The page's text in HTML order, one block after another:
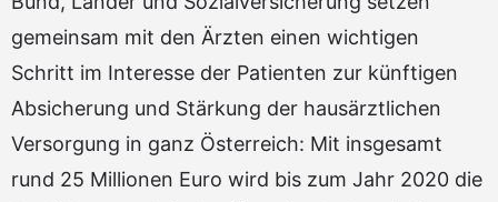
gemeinsam mit den Ärzten einen wichtigen
Schritt im Interesse der Patienten zur künftigen
Absicherung und Stärkung der hausärztlichen
Versorgung in ganz Österreich: Mit insgesamt
rund 25 Millionen Euro wird bis zum Jahr 2020 die